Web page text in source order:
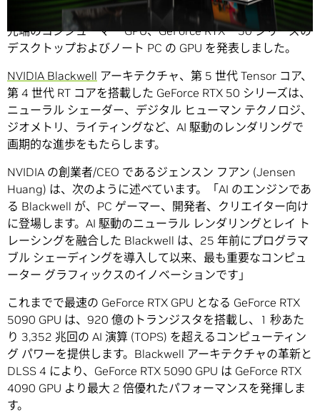
NVIDIA は本日、ゲーマー、クリエイター、開発者向けの最
先端のコンシューマー GPU、GeForce RTX™ 50 シリーズの
デスクトップおよびノート PC の GPU を発表しました。
NVIDIA Blackwell アーキテクチャ、第 5 世代 Tensor コア、
第 4 世代 RT コアを搭載した GeForce RTX 50 シリーズは、
ニューラル シェーダー、デジタル ヒューマン テクノロジ、
ジオメトリ、ライティングなど、AI 駆動のレンダリングで
画期的な進歩をもたらします。
NVIDIA の創業者/CEO であるジェンスン フアン (Jensen
Huang) は、次のように述べています。「AI のエンジンであ
る Blackwell が、PC ゲーマー、開発者、クリエイター向け
に登場します。AI 駆動のニューラル レンダリングとレイ ト
レーシングを融合した Blackwell は、25 年前にプログラマ
ブル シェーディングを導入して以来、最も重要なコンピュ
ーター グラフィックスのイノベーションです」
これまでで最速の GeForce RTX GPU となる GeForce RTX
5090 GPU は、920 億のトランジスタを搭載し、1 秒あた
り 3,352 兆回の AI 演算 (TOPS) を超えるコンピューティン
グ パワーを提供します。Blackwell アーキテクチャの革新と
DLSS 4 により、GeForce RTX 5090 GPU は GeForce RTX
4090 GPU より最大 2 倍優れたパフォーマンスを発揮しま
す。